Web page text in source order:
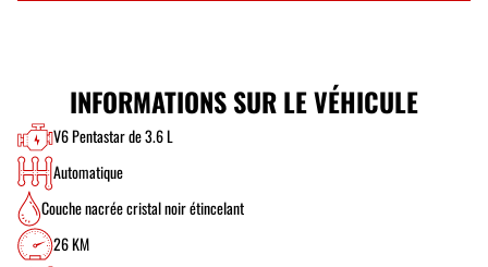
INFORMATIONS SUR LE VÉHICULE
V6 Pentastar de 3.6 L
Automatique
Couche nacrée cristal noir étincelant
26 KM